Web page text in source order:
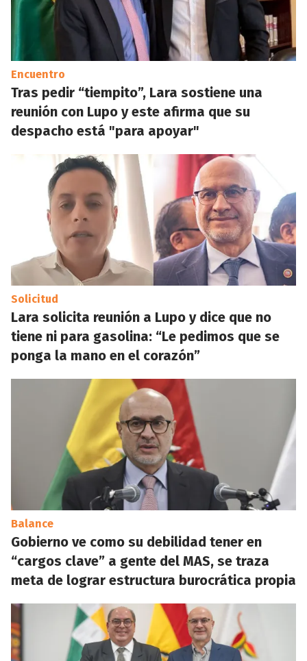
Encuentro
Tras pedir “tiempito”, Lara sostiene una
reunión con Lupo y este afirma que su
despacho está "para apoyar"
Solicitud
Lara solicita reunión a Lupo y dice que no
tiene ni para gasolina: “Le pedimos que se
ponga la mano en el corazón”
Balance
Gobierno ve como su debilidad tener en
“cargos clave” a gente del MAS, se traza
meta de lograr estructura burocrática propia